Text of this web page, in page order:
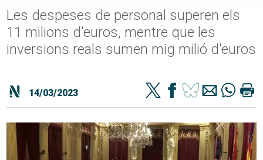
Les despeses de personal superen els
11 milions d'euros, mentre que les
inversions reals sumen mig milió d'euros
14/03/2023